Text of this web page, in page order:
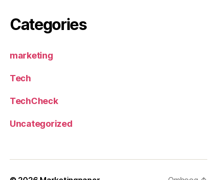
Categories
marketing
Tech
TechCheck
Uncategorized